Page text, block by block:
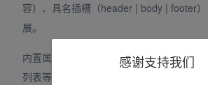
容）、具名插槽（header | body | footer
展。
内置属性可以覆盖的场景包括：导航列表
列表等，其他不能满足的场景使用插槽进行
感谢支持我们